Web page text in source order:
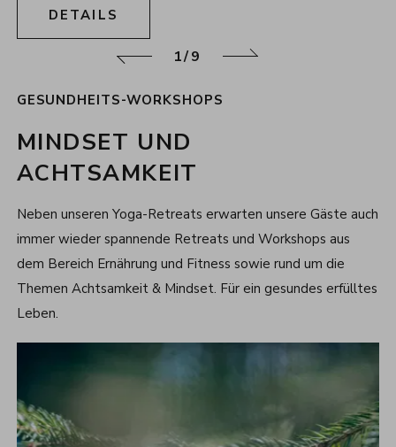
DETAILS
zurück 1/9
GESUNDHEITS-WORKSHOPS
MINDSET UND
ACHTSAMKEIT
Neben unseren Yoga-Retreats erwarten unsere Gäste auch
immer wieder spannende Retreats und Workshops aus
dem Bereich Ernährung und Fitness sowie rund um die
Themen Achtsamkeit & Mindset. Für ein gesundes erfülltes
Leben.